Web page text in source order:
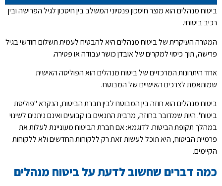
ביטוח מנהלים הוא מוצר חיסכון פנסיוני המשלב בין חיסכון לגיל הפרישה ובין
רכיב ביטוחי.
המטרה העיקרית של ביטוח מנהלים היא להבטיח לעמית תשלום חודשי בגיל
פרישה, תוך כיסוי למקרים של אובדן כושר עבודה או פטירה.
אחד היתרונות המרכזיים של ביטוח מנהלים הוא הפוליסה האישית
שמותאמת לצרכים האישיים של המבוטח.
ביטוח מנהלים הוא חוזה בין המבוטח לבין חברת הביטוח, הנקרא "פוליסת
ביטוח". היות שמדובר בחוזה, מרבית התנאים בו קבועים ואינם ניתנים לשינוי
במהלך תקופת הביטוח. לדוגמא: אם חברת הביטוח מעוניינת לעלות את
פרמיית הביטוח, היא תוכל לעשות זאת רק ללקוחות החדשים ולא ללקוחות
הקיימים.
כמה דברים שחשוב לדעת על ביטוח מנהלים